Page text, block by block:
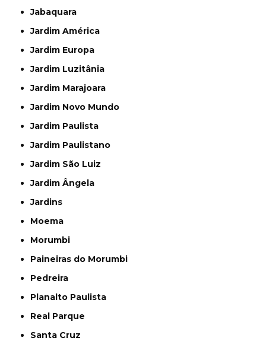
Jabaquara
Jardim América
Jardim Europa
Jardim Luzitânia
Jardim Marajoara
Jardim Novo Mundo
Jardim Paulista
Jardim Paulistano
Jardim São Luiz
Jardim Ângela
Jardins
Moema
Morumbi
Paineiras do Morumbi
Pedreira
Planalto Paulista
Real Parque
Santa Cruz